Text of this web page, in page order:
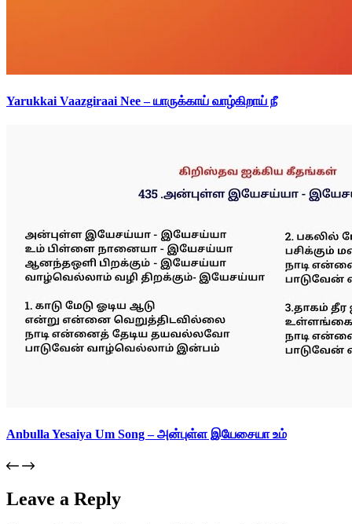
Yarukkai Vaazgiraai Nee – யாருக்காய் வாழ்கிறாய் நீ
Anbulla Yesaiya Um Song – அன்புள்ள இயேசையா உம்
Leave a Reply